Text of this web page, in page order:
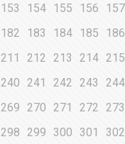
153 154 155 156 157
182 183 184 185 186
211 212 213 214 215
240 241 242 243 244
269 270 271 272 273
298 299 300 301 302